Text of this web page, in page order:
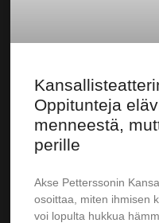
Oppitunteja
menneestä,
perille
Akse Petterssonin
osoittaa, miten ihmisen
voi lopulta hukkua